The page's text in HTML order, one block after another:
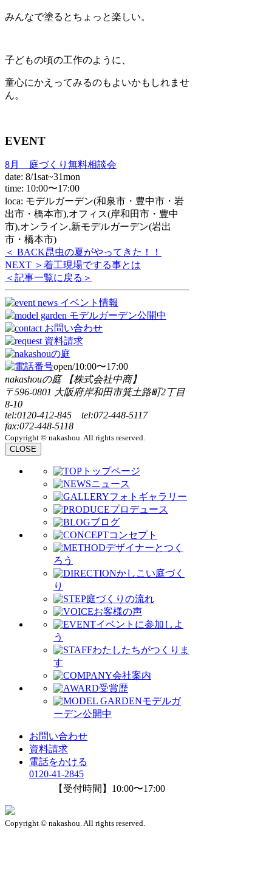
みんなで塗るとちょっと楽しい。
子どもの頃の工作のように、
童心にかえってみるのもよいかもしれませ
ん。
EVENT
8月 庭づくり無料相談会
date: 8/1sat~31mon
time: 10:00〜17:00
loca: モデルガーデン(和泉市・豊中市・岩
出市・橋本市),オフィス(岸和田市・豊中
市),オンライン,新モデルガーデン(岩出
市・橋本市)
＜ BACK昆虫の夏がやってきた！！
NEXT ＞ 着工現場でする事とは
＜記事一覧に戻る＞
open/10:00〜17:00
nakashouの庭 【株式会社中商】
〒596-0801 大阪府岸和田市箕土路町2丁目
8-10
tel:0120-412-845 tel:072-448-5117
fax:072-448-5118
Copyright © nakashou. All rights reserved.
CLOSE
トップページ
ニュース
フォトギャラリー
プロデュース
ブログ
コンセプト
デザイナーとつく
ろう
かしこい庭づく
り
庭づくりの流れ
お客様の声
イベントに参加しよ
う
わたしたちがつくりま
す
会社案内
受賞歴
モデルガ
ーデン公開中
お問い合わせ
資料請求
電話をかける
0120-41-2845
【受付時間】10:00〜17:00
Copyright © nakashou. All rights reserved.